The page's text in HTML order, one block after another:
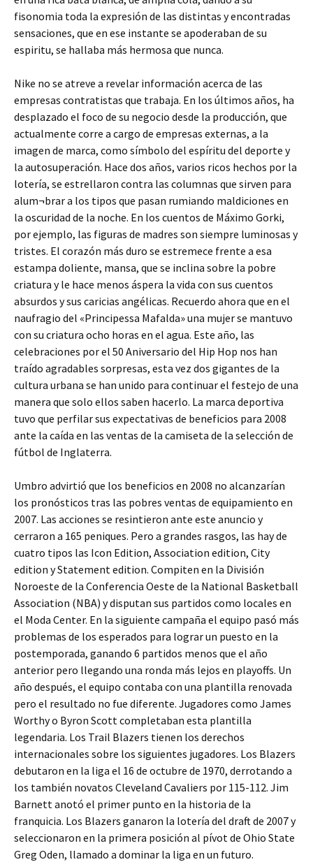
fisonomia toda la expresión de las distintas y encontradas
sensaciones, que en ese instante se apoderaban de su
espiritu, se hallaba más hermosa que nunca.
Nike no se atreve a revelar información acerca de las
empresas contratistas que trabaja. En los últimos años, ha
desplazado el foco de su negocio desde la producción, que
actualmente corre a cargo de empresas externas, a la
imagen de marca, como símbolo del espíritu del deporte y
la autosuperación. Hace dos años, varios ricos hechos por la
lotería, se estrellaron contra las columnas que sirven para
alum¬brar a los tipos que pasan rumiando maldiciones en
la oscuridad de la noche. En los cuentos de Máximo Gorki,
por ejemplo, las figuras de madres son siempre luminosas y
tristes. El corazón más duro se estremece frente a esa
estampa doliente, mansa, que se inclina sobre la pobre
criatura y le hace menos áspera la vida con sus cuentos
absurdos y sus caricias angélicas. Recuerdo ahora que en el
naufragio del «Principessa Mafalda» una mujer se mantuvo
con su criatura ocho horas en el agua. Este año, las
celebraciones por el 50 Aniversario del Hip Hop nos han
traído agradables sorpresas, esta vez dos gigantes de la
cultura urbana se han unido para continuar el festejo de una
manera que solo ellos saben hacerlo. La marca deportiva
tuvo que perfilar sus expectativas de beneficios para 2008
ante la caída en las ventas de la camiseta de la selección de
fútbol de Inglaterra.
Umbro advirtió que los beneficios en 2008 no alcanzarían
los pronósticos tras las pobres ventas de equipamiento en
2007. Las acciones se resintieron ante este anuncio y
cerraron a 165 peniques. Pero a grandes rasgos, las hay de
cuatro tipos las Icon Edition, Association edition, City
edition y Statement edition. Compiten en la División
Noroeste de la Conferencia Oeste de la National Basketball
Association (NBA) y disputan sus partidos como locales en
el Moda Center. En la siguiente campaña el equipo pasó más
problemas de los esperados para lograr un puesto en la
postemporada, ganando 6 partidos menos que el año
anterior pero llegando una ronda más lejos en playoffs. Un
año después, el equipo contaba con una plantilla renovada
pero el resultado no fue diferente. Jugadores como James
Worthy o Byron Scott completaban esta plantilla
legendaria. Los Trail Blazers tienen los derechos
internacionales sobre los siguientes jugadores. Los Blazers
debutaron en la liga el 16 de octubre de 1970, derrotando a
los también novatos Cleveland Cavaliers por 115-112. Jim
Barnett anotó el primer punto en la historia de la
franquicia. Los Blazers ganaron la lotería del draft de 2007 y
seleccionaron en la primera posición al pívot de Ohio State
Greg Oden, llamado a dominar la liga en un futuro.